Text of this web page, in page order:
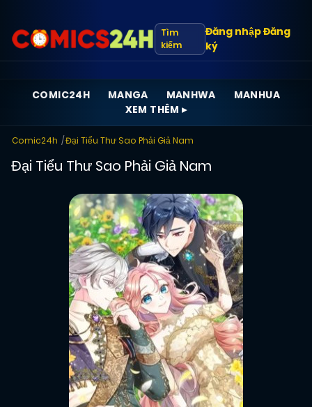
Tìm
kiếm
Đăng nhậpĐăng
ký
COMIC24H MANGA MANHWA
MANHUA
XEM THÊM ▸
Comic24h Đại Tiểu Thư Sao Phải Giả Nam
Đại Tiểu Thư Sao Phải Giả Nam